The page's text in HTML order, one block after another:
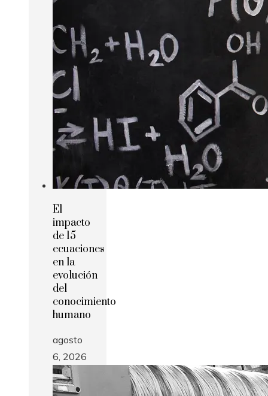
El
impacto
de 15
ecuaciones
en la
evolución
del
conocimiento
humano
agosto
6, 2026